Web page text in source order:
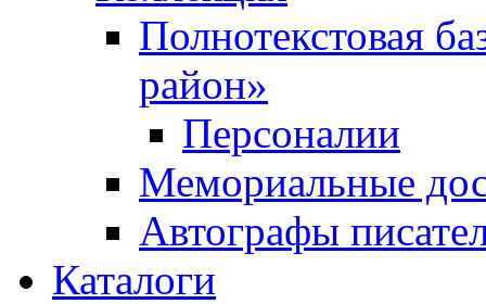
Полнотекстовая
район»
Персоналии
Мемориальные
Автографы
Каталоги